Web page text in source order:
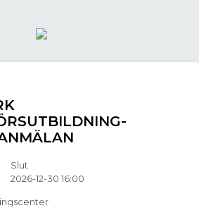
Slut
2026-12-30 16:00